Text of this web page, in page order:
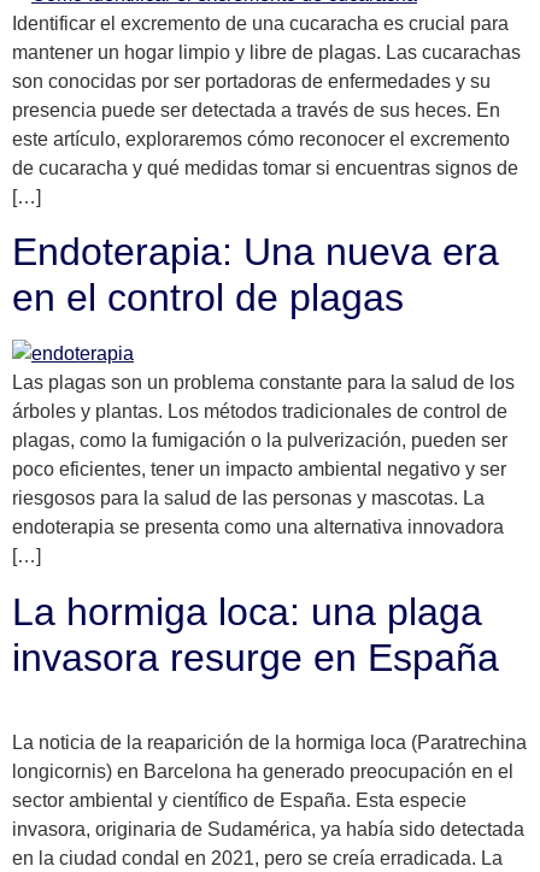
Identificar el excremento de una cucaracha es crucial para
mantener un hogar limpio y libre de plagas. Las cucarachas
son conocidas por ser portadoras de enfermedades y su
presencia puede ser detectada a través de sus heces. En
este artículo, exploraremos cómo reconocer el excremento
de cucaracha y qué medidas tomar si encuentras signos de
[…]
Endoterapia: Una nueva era
en el control de plagas
Las plagas son un problema constante para la salud de los
árboles y plantas. Los métodos tradicionales de control de
plagas, como la fumigación o la pulverización, pueden ser
poco eficientes, tener un impacto ambiental negativo y ser
riesgosos para la salud de las personas y mascotas. La
endoterapia se presenta como una alternativa innovadora
[…]
La hormiga loca: una plaga
invasora resurge en España
La noticia de la reaparición de la hormiga loca (Paratrechina
longicornis) en Barcelona ha generado preocupación en el
sector ambiental y científico de España. Esta especie
invasora, originaria de Sudamérica, ya había sido detectada
en la ciudad condal en 2021, pero se creía erradicada. La